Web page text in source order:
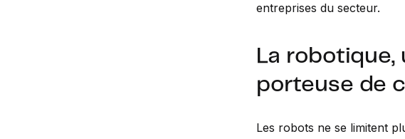
entreprises du secteur.
La
porteuse de
Les robots ne se limitent